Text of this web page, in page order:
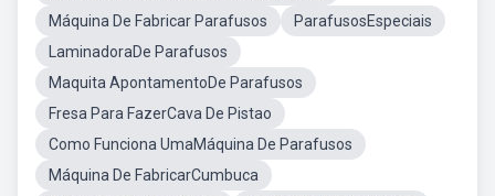
Máquina De Fabricar Parafusos
ParafusosEspeciais
LaminadoraDe Parafusos
Maquita ApontamentoDe Parafusos
Fresa Para FazerCava De Pistao
Como Funciona UmaMáquina De Parafusos
Máquina De FabricarCumbuca